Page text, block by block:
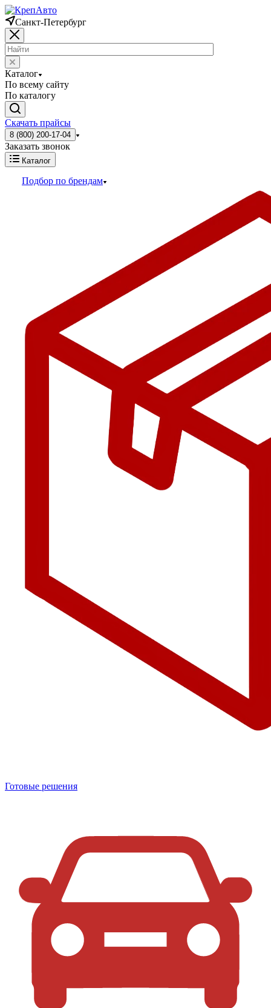
Санкт-Петербург
Каталог
По всему сайту
По каталогу
Скачать прайсы
8 (800) 200-17-04
Заказать звонок
Каталог
Подбор по брендам
Готовые решения